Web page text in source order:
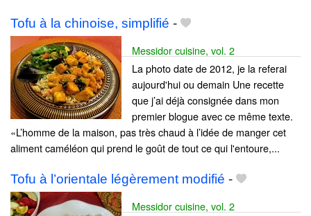
Tofu à la chinoise, simplifié -
Messidor cuisine, vol. 2
La photo date de 2012, je la referai
aujourd'hui ou demain Une recette
que j’ai déjà consignée dans mon
premier blogue avec ce même texte.
«L’homme de la maison, pas très chaud à l’idée de manger cet
aliment caméléon qui prend le goût de tout ce qui l'entoure,...
Tofu à l’orientale légèrement modifié -
Messidor cuisine, vol. 2